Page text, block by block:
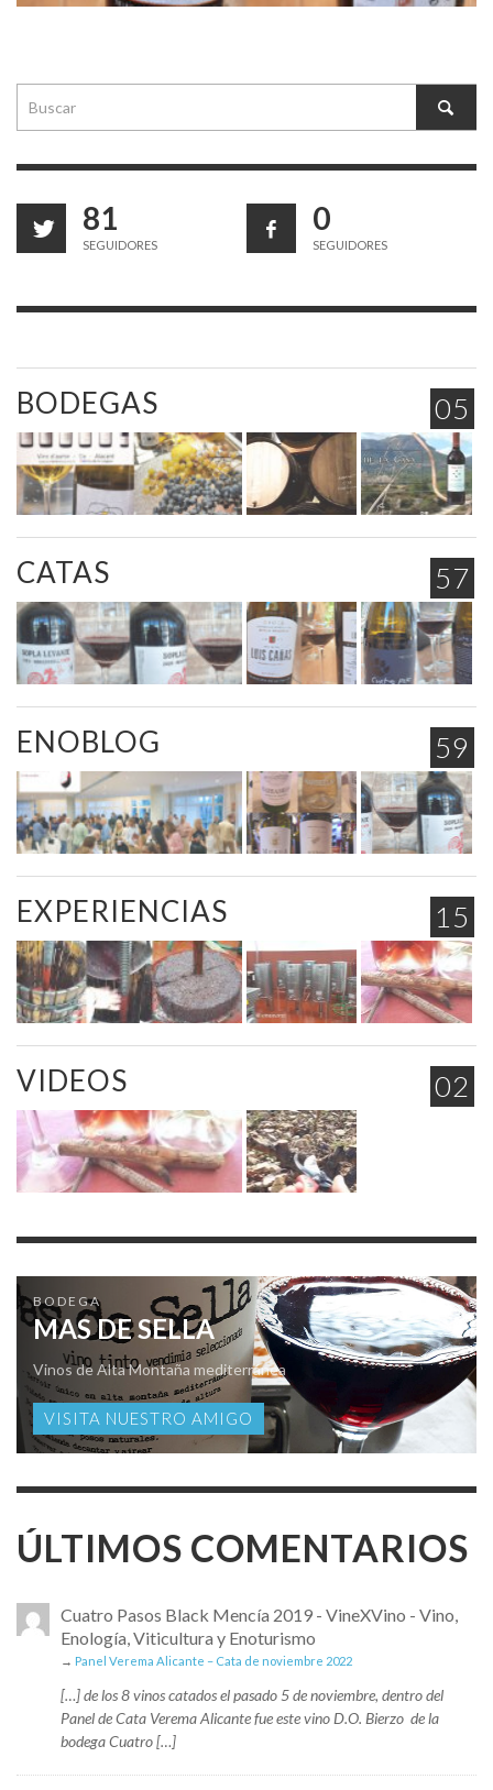
81
SEGUIDORES
0
SEGUIDORES
05
BODEGAS
57
CATAS
59
ENOBLOG
15
EXPERIENCIAS
02
VIDEOS
BODEGA
MAS DE SELLA
Vinos de Alta Montaña mediterránea
VISITA NUESTRO AMIGO
ÚLTIMOS COMENTARIOS
Cuatro Pasos Black Mencía 2019 - VineXVino - Vino,
Enología, Viticultura y Enoturismo
→ Panel Verema Alicante – Cata de noviembre 2022
[…] de los 8 vinos catados el pasado 5 de noviembre, dentro del
Panel de Cata Verema Alicante fue este vino D.O. Bierzo de la
bodega Cuatro […]